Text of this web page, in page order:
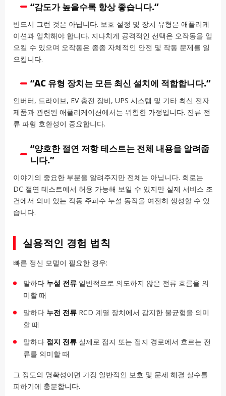
“감도가 높을수록 항상 좋습니다.”
반드시 그런 것은 아닙니다. 보호 설정 및 장치 유형은 애플리케
이션과 일치해야 합니다. 지나치게 공격적인 선택은 오작동을 일
으킬 수 있으며 오작동은 종종 자체적인 안전 및 작동 문제를 일
으킵니다.
“AC 유형 장치는 모든 최신 설치에 적합합니다.”
인버터, 드라이브, EV 충전 장비, UPS 시스템 및 기타 최신 전자
제품과 관련된 애플리케이션에서는 위험한 가정입니다. 잔류 전
류 파형 호환성이 중요합니다.
“양호한 절연 저항 테스트는 전체 내용을 알려줍
니다.”
이야기의 중요한 부분을 알려주지만 전체는 아닙니다. 회로는
DC 절연 테스트에서 허용 가능해 보일 수 있지만 실제 서비스 조
건에서 의미 있는 작동 주파수 누설 동작을 여전히 생성할 수 있
습니다.
실용적인 경험 법칙
빠른 정신 모델이 필요한 경우:
말하다 누설 전류 일반적으로 의도하지 않은 전류 흐름을 의
미할 때
말하다 누전 전류 RCD 계열 장치에서 감지한 불균형을 의미
할 때
말하다 접지 전류 실제로 접지 또는 접지 경로에서 흐르는 전
류를 의미할 때
그 정도의 명확성이면 가장 일반적인 보호 및 문제 해결 실수를
피하기에 충분합니다.